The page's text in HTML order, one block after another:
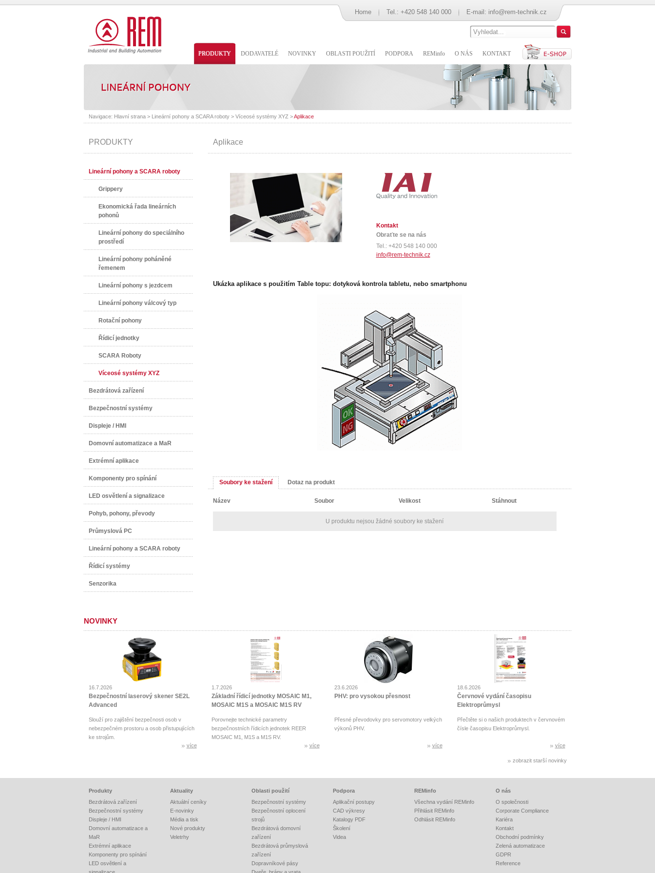
Home Tel.: +420 548 140 000 E-mail: info@rem-technik.cz
PRODUKTY DODAVATELÉ NOVINKY OBLASTI POUŽITÍ PODPORA REMinfo O NÁS KONTAKT
Navigace: Hlavní strana> Lineární pohony a SCARA roboty> Víceosé systémy XYZ >Aplikace
PRODUKTY
Lineární pohony a SCARA roboty
Grippery
Ekonomická řada lineárních
pohonů
Lineární pohony do speciálního
prostředí
Lineární pohony poháněné
řemenem
Lineární pohony s jezdcem
Lineární pohony válcový typ
Rotační pohony
Řídicí jednotky
SCARA Roboty
Víceosé systémy XYZ
Bezdrátová zařízení
Bezpečnostní systémy
Displeje / HMI
Domovní automatizace a MaR
Extrémní aplikace
Komponenty pro spínání
LED osvětlení a signalizace
Pohyb, pohony, převody
Průmyslová PC
Lineární pohony a SCARA roboty
Řídicí systémy
Senzorika
Aplikace
Kontakt
Obraťte se na nás
Tel.: +420 548 140 000
info@rem-technik.cz
Ukázka aplikace s použitím Table topu: dotyková kontrola tabletu, nebo smartphonu
Soubory ke stažení Dotaz na produkt
Název Soubor Velikost Stáhnout
U produktu nejsou žádné soubory ke stažení
NOVINKY
16.7.2026
Bezpečnostní laserový skener SE2L
Advanced
Slouží pro zajištění bezpečnosti osob v
nebezpečném prostoru a osob přistupujících
ke strojům.
více
1.7.2026
Základní řídicí jednotky MOSAIC M1,
MOSAIC M1S a MOSAIC M1S RV
Porovnejte technické parametry
bezpečnostních řídicích jednotek REER
MOSAIC M1, M1S a M1S RV.
více
23.6.2026
PHV: pro vysokou přesnost
Přesné převodovky pro servomotory velkých
výkonů PHV.
více
18.6.2026
Červnové vydání časopisu
Elektroprůmysl
Přečtěte si o našich produktech v červnovém
čísle časopisu Elektroprůmysl.
více
zobrazit starší novinky
Produkty
Bezdrátová zařízení
Bezpečnostní systémy
Displeje / HMI
Domovní automatizace a
MaR
Extrémní aplikace
Komponenty pro spínání
LED osvětlení a
Aktuality
Aktuální ceníky
E-novinky
Média a tisk
Nové produkty
Veletrhy
Oblasti použití
Bezpečnostní systémy
Bezpečnostní oplocení
strojů
Bezdrátová domovní
zařízení
Bezdrátová průmyslová
zařízení
Dopravníkové pásy
Podpora
Aplikační postupy
CAD výkresy
Katalogy PDF
Školení
Videa
REMinfo
Všechna vydání REMinfo
Přihlásit REMinfo
Odhlásit REMinfo
O nás
O společnosti
Corporate Compliance
Kariéra
Kontakt
Obchodní podmínky
Zelená automatizace
GDPR
Reference